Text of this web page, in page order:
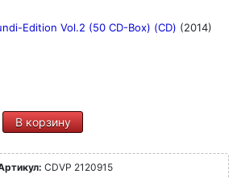
Edition Vol.2 (50 CD-Box) (CD) (2014)
В корзину
CDVP 2120915